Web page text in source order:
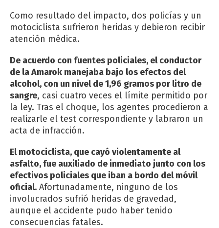
Como resultado del impacto, dos policías y un
motociclista sufrieron heridas y debieron recibir
atención médica.
De acuerdo con fuentes policiales, el conductor
de la Amarok manejaba bajo los efectos del
alcohol, con un nivel de 1,96 gramos por litro de
sangre, casi cuatro veces el límite permitido por
la ley. Tras el choque, los agentes procedieron a
realizarle el test correspondiente y labraron un
acta de infracción.
El motociclista, que cayó violentamente al
asfalto, fue auxiliado de inmediato junto con los
efectivos policiales que iban a bordo del móvil
oficial. Afortunadamente, ninguno de los
involucrados sufrió heridas de gravedad,
aunque el accidente pudo haber tenido
consecuencias fatales.